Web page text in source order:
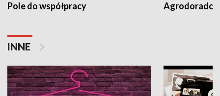
Pole do współpracy Agrodoradcy
INNE